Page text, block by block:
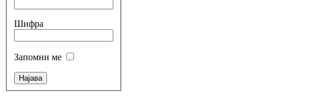
Шифра
Запомни ме